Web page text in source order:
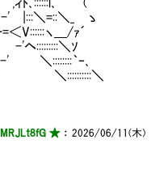
=::＼_ ゝ
ヽ＿/ｧ´
＼ｿ
｀‐､
＼
★：2026/06/11(木)